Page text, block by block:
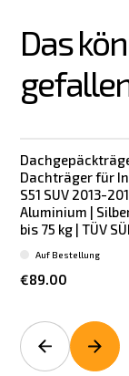
Das
Dachträger für
S51 SUV 2013-
Aluminium |
bis 75 kg | TÜV
€89.00
Auf Bestellung